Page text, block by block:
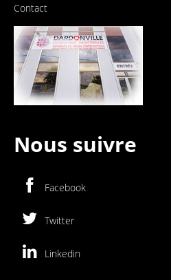
Contact
Nous suivre
Facebook
Twitter
Linkedin